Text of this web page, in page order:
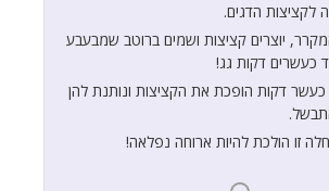
לקציצות הדגים.
יוצרים קציצות ושמים ברוטב שמבעבע
כעשרים דקות גג!
כעשר דקות הופכת את הקציצות ונותנת להן
זו הולכת להיות ארוחה נפלאה!